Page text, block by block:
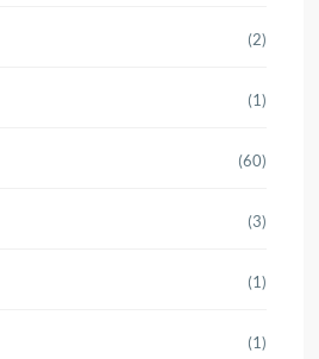
(2)
(1)
(60)
(3)
(1)
(1)